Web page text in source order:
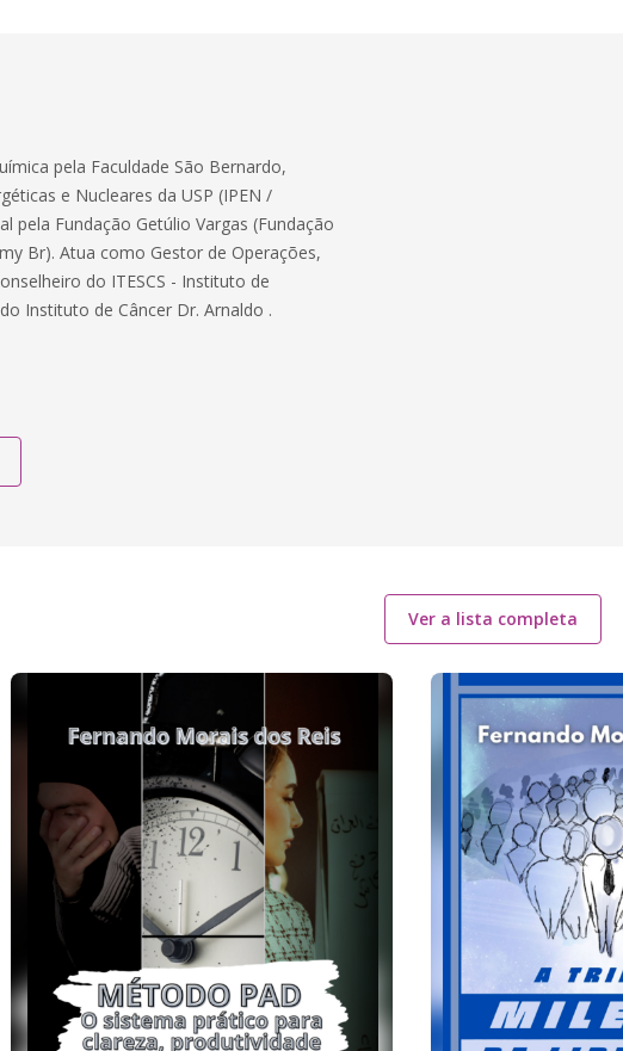
pela Faculdade São Bernardo,
e Nucleares da USP (IPEN /
pela Fundação Getúlio Vargas (Fundação
Br). Atua como Gestor de Operações,
do ITESCS - Instituto de
Instituto de Câncer Dr. Arnaldo .
Ver a lista completa